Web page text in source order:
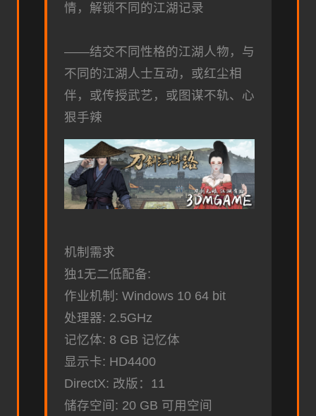
情，解锁不同的江湖记录
——结交不同性格的江湖人物，与
不同的江湖人士互动，或红尘相
伴，或传授武艺，或图谋不轨、心
狠手辣
机制需求
独1无二低配备:
作业机制: Windows 10 64 bit
处理器: 2.5GHz
记忆体: 8 GB 记忆体
显示卡: HD4400
DirectX: 改版：11
储存空间: 20 GB 可用空间